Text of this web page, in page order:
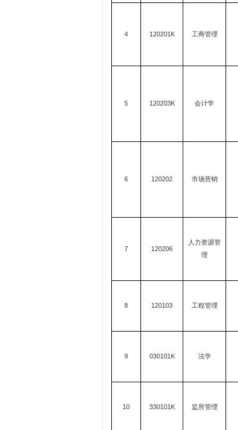
4 120201K 工商管理
5 120203K 会计学
6 120202 市场营销
7 120206
人力资源管
理
8 120103 工程管理
9 030101K 法学
10 330101K 监所管理